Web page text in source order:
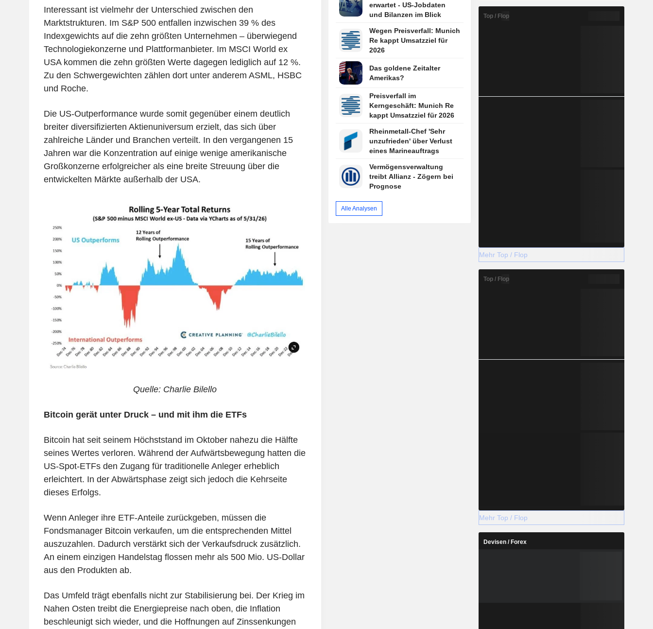
Interessant ist vielmehr der Unterschied zwischen den
Marktstrukturen. Im S&P 500 entfallen inzwischen 39 % des
Indexgewichts auf die zehn größten Unternehmen – überwiegend
Technologiekonzerne und Plattformanbieter. Im MSCI World ex
USA kommen die zehn größten Werte dagegen lediglich auf 12 %.
Zu den Schwergewichten zählen dort unter anderem ASML, HSBC
und Roche.
Die US-Outperformance wurde somit gegenüber einem deutlich
breiter diversifizierten Aktienuniversum erzielt, das sich über
zahlreiche Länder und Branchen verteilt. In den vergangenen 15
Jahren war die Konzentration auf einige wenige amerikanische
Großkonzerne erfolgreicher als eine breite Streuung über die
entwickelten Märkte außerhalb der USA.
Quelle: Charlie Bilello
Bitcoin gerät unter Druck – und mit ihm die ETFs
Bitcoin hat seit seinem Höchststand im Oktober nahezu die Hälfte
seines Wertes verloren. Während der Aufwärtsbewegung hatten die
US-Spot-ETFs den Zugang für traditionelle Anleger erheblich
erleichtert. In der Abwärtsphase zeigt sich jedoch die Kehrseite
dieses Erfolgs.
Wenn Anleger ihre ETF-Anteile zurückgeben, müssen die
Fondsmanager Bitcoin verkaufen, um die entsprechenden Mittel
auszuzahlen. Dadurch verstärkt sich der Verkaufsdruck zusätzlich.
An einem einzigen Handelstag flossen mehr als 500 Mio. US-Dollar
aus den Produkten ab.
Das Umfeld trägt ebenfalls nicht zur Stabilisierung bei. Der Krieg im
Nahen Osten treibt die Energiepreise nach oben, die Inflation
beschleunigt sich wieder, und die Hoffnungen auf Zinssenkungen
erwartet - US-Jobdaten
und Bilanzen im Blick
Wegen Preisverfall: Munich
Re kappt Umsatzziel für
2026
Das goldene Zeitalter
Amerikas?
Preisverfall im
Kerngeschäft: Munich Re
kappt Umsatzziel für 2026
Rheinmetall-Chef 'Sehr
unzufrieden' über Verlust
eines Marineauftrags
Vermögensverwaltung
treibt Allianz - Zögern bei
Prognose
Alle Analysen
Top / Flop
Mehr Top / Flop
Top / Flop
Mehr Top / Flop
Devisen / Forex